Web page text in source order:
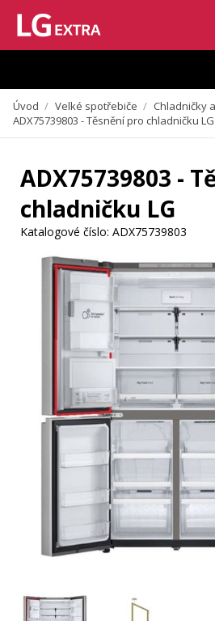
Vzhledem k aktuální situaci se může
zpozdit. Děkujeme za
Úvod / Velké spotřebiče / Chladničky
ADX75739803 - Těsnění pro chladničku LG
ADX75739803 -
chladničku LG
Katalogové číslo: ADX75739803